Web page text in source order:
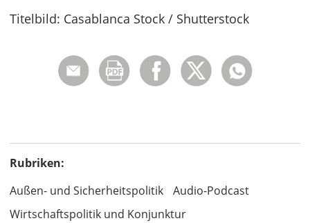
Titelbild: Casablanca Stock / Shutterstock
Rubriken:
Außen- und Sicherheitspolitik
Audio-Podcast
Wirtschaftspolitik und Konjunktur